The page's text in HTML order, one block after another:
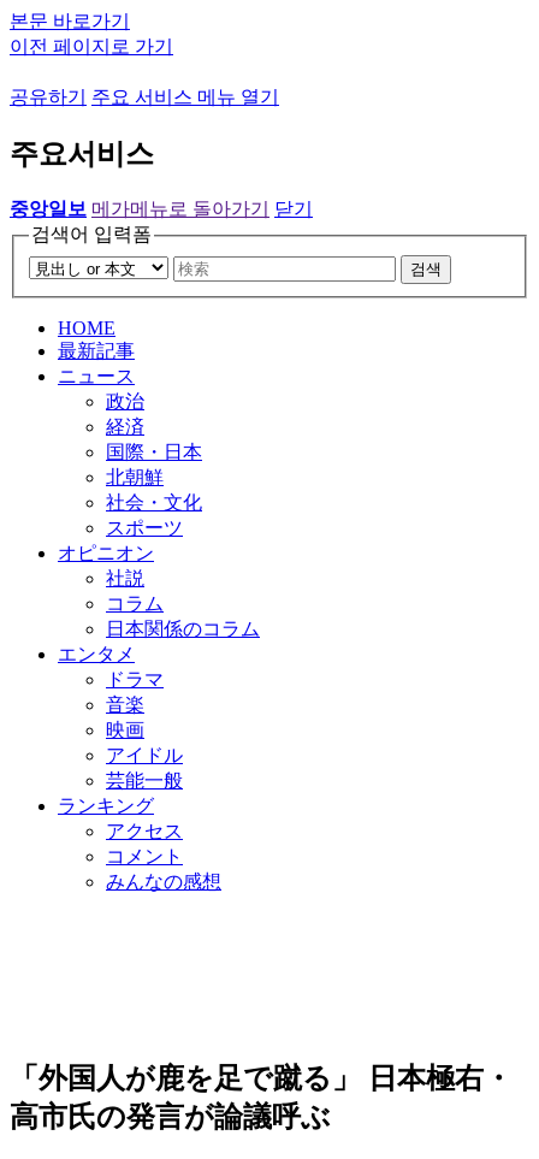
본문 바로가기
이전 페이지로 가기
공유하기 주요 서비스 메뉴 열기
주요서비스
중앙일보 메가메뉴로 돌아가기
닫기
검색어 입력폼
검색
HOME
最新記事
ニュース
政治
経済
国際・日本
北朝鮮
社会・文化
スポーツ
オピニオン
社説
コラム
日本関係のコラム
エンタメ
ドラマ
音楽
映画
アイドル
芸能一般
ランキング
アクセス
コメント
みんなの感想
「外国人が鹿を足で蹴る」 日本極右・
高市氏の発言が論議呼ぶ